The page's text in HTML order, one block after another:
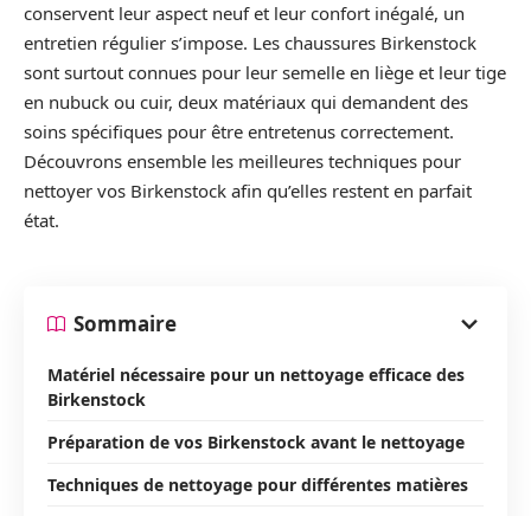
conservent leur aspect neuf et leur confort inégalé, un
entretien régulier s’impose. Les chaussures Birkenstock
sont surtout connues pour leur semelle en liège et leur tige
en nubuck ou cuir, deux matériaux qui demandent des
soins spécifiques pour être entretenus correctement.
Découvrons ensemble les meilleures techniques pour
nettoyer vos Birkenstock afin qu’elles restent en parfait
état.
Sommaire
Matériel nécessaire pour un nettoyage efficace des
Birkenstock
Préparation de vos Birkenstock avant le nettoyage
Techniques de nettoyage pour différentes matières